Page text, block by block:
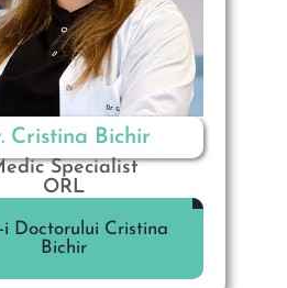
Cristina Bichir
Specialist
ORL
i Doctorului Cristina
Bichir